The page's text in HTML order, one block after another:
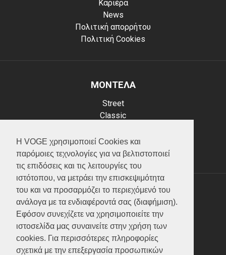
Η VOGE χρησιμοποιεί Cookies και
παρόμοιες τεχνολογίες για να βελτιστοποιεί
τις επιδόσεις και τις λειτουργίες του
ιστότοπου, να μετράει την επισκεψιμότητα
του και να προσαρμόζει το περιεχόμενό του
ανάλογα με τα ενδιαφέροντά σας (διαφήμιση).
Εφόσον συνεχίζετε να χρησιμοποιείτε την
ιστοσελίδα μας συναινείτε στην χρήση των
cookies. Για περισσότερες πληροφορίες
σχετικά με την επεξεργασία προσωπικών
Καριέρα
News
Πολιτική απορρήτου
Πολιτική Cookies
ΜΟΝΤΕΛΑ
Street
Classic
Scooter
ATV (Loncin)
ΥΠΗΡΕΣΙΕΣ
Test ride
Επικοινωνία
Service
Κατάλογος